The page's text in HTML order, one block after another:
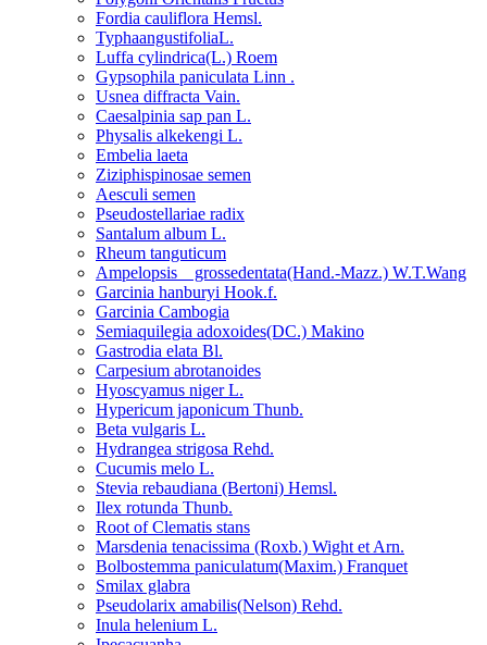
Fordia cauliflora Hemsl.
TyphaangustifoliaL.
Luffa cylindrica(L.) Roem
Gypsophila paniculata Linn .
Usnea diffracta Vain.
Caesalpinia sap pan L.
Physalis alkekengi L.
Embelia laeta
Ziziphispinosae semen
Aesculi semen
Pseudostellariae radix
Santalum album L.
Rheum tanguticum
Ampelopsis grossedentata(Hand.-Mazz.) W.T.Wang
Garcinia hanburyi Hook.f.
Garcinia Cambogia
Semiaquilegia adoxoides(DC.) Makino
Gastrodia elata Bl.
Carpesium abrotanoides
Hyoscyamus niger L.
Hypericum japonicum Thunb.
Beta vulgaris L.
Hydrangea strigosa Rehd.
Cucumis melo L.
Stevia rebaudiana (Bertoni) Hemsl.
Ilex rotunda Thunb.
Root of Clematis stans
Marsdenia tenacissima (Roxb.) Wight et Arn.
Bolbostemma paniculatum(Maxim.) Franquet
Smilax glabra
Pseudolarix amabilis(Nelson) Rehd.
Inula helenium L.